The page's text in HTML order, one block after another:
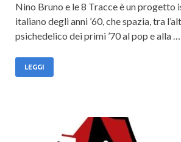
Nino Bruno e le 8 Tracce è un progetto
italiano degli anni ’60, che spazia, tra
psichedelico dei primi ’70 al pop e alla …
LEGGI